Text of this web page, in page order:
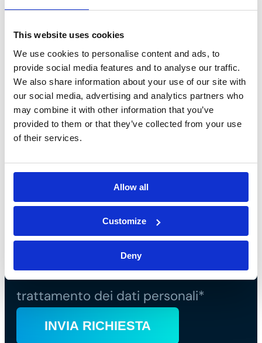
This website uses cookies
We use cookies to personalise content and ads, to
provide social media features and to analyse our traffic.
We also share information about your use of our site with
our social media, advertising and analytics partners who
may combine it with other information that you’ve
provided to them or that they’ve collected from your use
of their services.
Allow all
Customize
Deny
Nome*
Cognome*
E-mail*
Telefono*
Dichiaro di aver letto l'
sulla privacye di accettare il
trattamento dei dati personali*